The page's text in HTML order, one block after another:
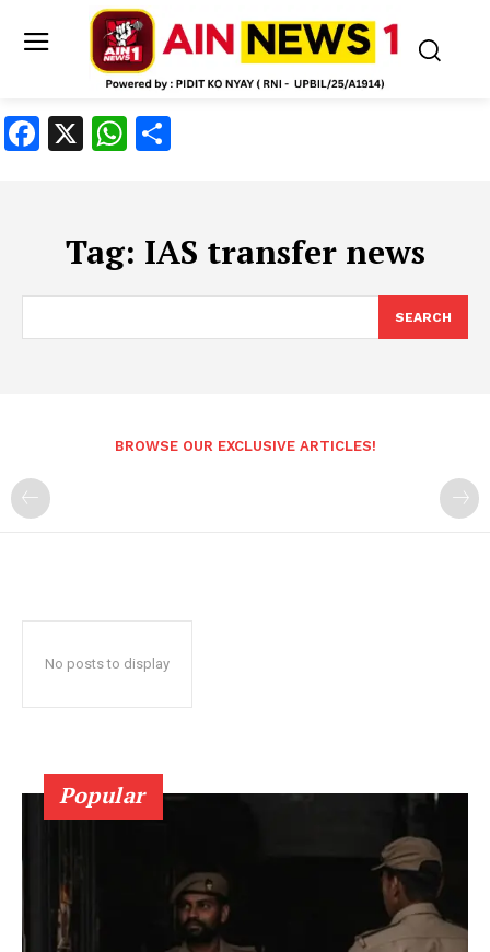
Facebook
X WhatsApp
Tag: IAS transfer news
SEARCH
BROWSE OUR EXCLUSIVE ARTICLES!
No posts to display
Popular